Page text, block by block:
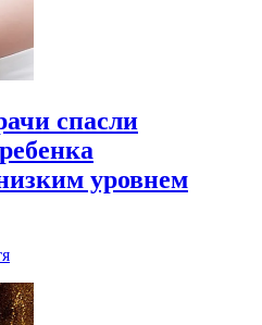
спасли
уровнем